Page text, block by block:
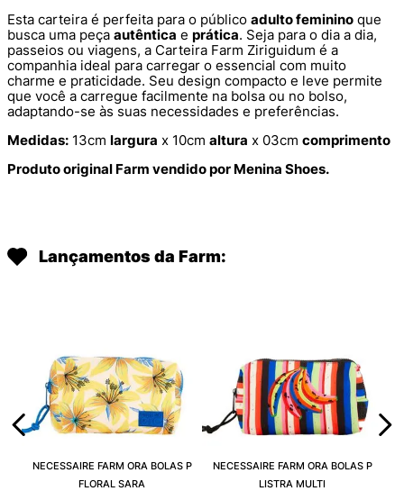
Esta carteira é perfeita para o público adulto feminino que
busca uma peça autêntica e prática. Seja para o dia a dia,
passeios ou viagens, a Carteira Farm Ziriguidum é a
companhia ideal para carregar o essencial com muito
charme e praticidade. Seu design compacto e leve permite
que você a carregue facilmente na bolsa ou no bolso,
adaptando-se às suas necessidades e preferências.
Medidas: 13cm largura x 10cm altura x 03cm comprimento
Produto original Farm vendido por Menina Shoes.
Lançamentos da Farm:
NECESSAIRE FARM ORA BOLAS P
FLORAL SARA
NECESSAIRE FARM ORA BOLAS P
LISTRA MULTI